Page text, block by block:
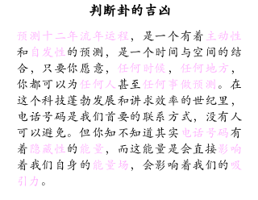
判断卦的吉凶
预测十二年流年运程，是一个有着 主动性
和 自发性的预测，是一个时间与空间的结
合，只要你愿意， 任何时候 ， 任何地方 ，
你都可以为 任何人甚至任何事做预测 。在
这个科技蓬勃发展和讲求效率的世纪里，
电话号码是我们首要的联系方式，没有人
可以避免。但你知不知道其实 电话号码有
着 隐藏性的 能量，而这能量是会直接影响
着我们自身的 能量场，会影响着我们的 吸
引力 。